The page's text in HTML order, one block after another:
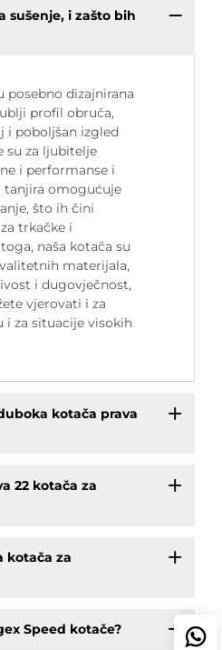
sušenje, i zašto bih
posebno dizajnirana
profil obruča,
i poboljšan izgled
su za ljubitelje
i performanse i
tanjira omogućuje
što ih čini
trkačke i
naša kotača su
materijala,
i dugovječnost,
vjerovati i za
i za situacije visokih
kotača prava
22 kotača za
kotača za
Speed kotače?